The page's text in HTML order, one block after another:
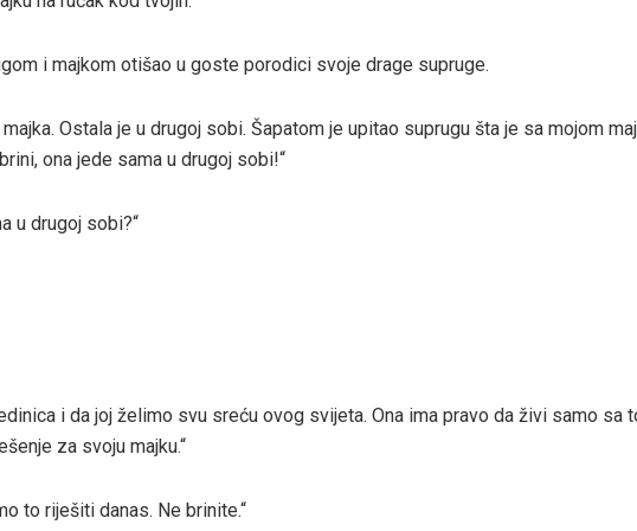
i majkom otišao u goste porodici svoje drage supruge.
Ostala je u drugoj sobi. Šapatom je upitao suprugu šta je sa mojom
ona jede sama u drugoj sobi!“
u drugoj sobi?“
i da joj želimo svu sreću ovog svijeta. Ona ima pravo da živi samo sa
za svoju majku.“
to riješiti danas. Ne brinite.“